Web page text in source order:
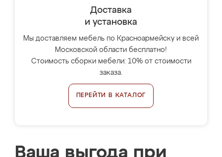
Доставка
и установка
Мы доставляем мебель по Красноармейску и всей
Московской области бесплатно!
Стоимость сборки мебели: 10% от стоимости
заказа.
ПЕРЕЙТИ В КАТАЛОГ
Ваша выгода при